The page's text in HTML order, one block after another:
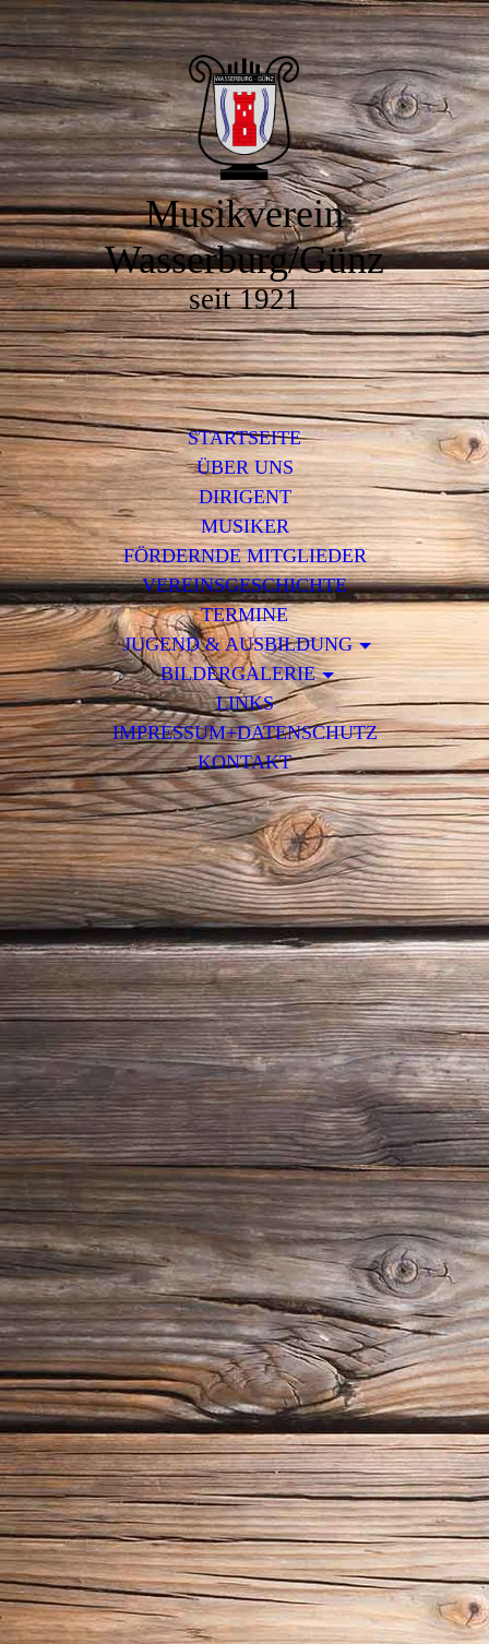
Musikverein
Wasserburg/Günz
seit 1921
STARTSEITE
ÜBER UNS
DIRIGENT
MUSIKER
FÖRDERNDE MITGLIEDER
VEREINSGESCHICHTE
TERMINE
JUGEND & AUSBILDUNG
BILDERGALERIE
LINKS
IMPRESSUM+DATENSCHUTZ
KONTAKT
20180722_122243